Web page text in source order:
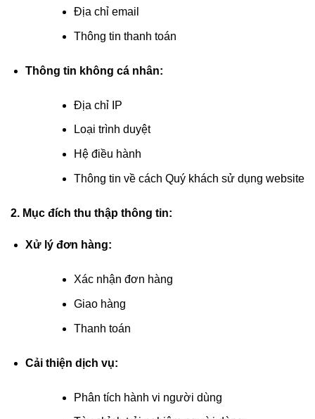
Địa chỉ email
Thông tin thanh toán
Thông tin không cá nhân:
Địa chỉ IP
Loại trình duyệt
Hệ điều hành
Thông tin về cách Quý khách sử dụng website
2. Mục đích thu thập thông tin:
Xử lý đơn hàng:
Xác nhận đơn hàng
Giao hàng
Thanh toán
Cải thiện dịch vụ:
Phân tích hành vi người dùng